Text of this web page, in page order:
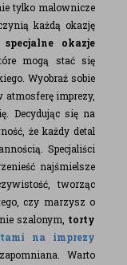
tylko malownicze
każdą okazję
okazje
mogą stać się
Wyobraź sobie
atmosferę imprezy,
Decydując się na
że każdy detal
Specjaliści
najśmielsze
tworząc
czy marzysz o
szalonym, torty
na imprezy
Warto